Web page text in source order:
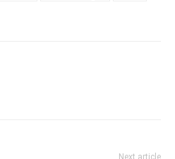
Next article